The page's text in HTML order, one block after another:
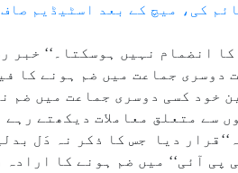
کی، میچ کے بعد اسٹیڈیم صاف
انضمام نہیں ہوسکتا۔‘‘ خبر
جماعت میں ضم ہونے کا
خود کسی دوسری جماعت میں ضم
سے متعلق معاملات دیکھتے
دیا جس کا ذکر نہ دَل
آئی‘‘ میں ضم ہونے کا